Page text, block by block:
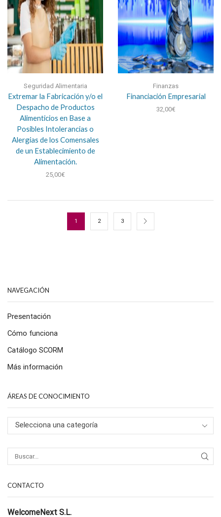
Seguridad Alimentaria
Extremar la Fabricación y/o el
Despacho de Productos
Alimenticios en Base a
Posibles Intolerancias o
Alergias de los Comensales
de un Establecimiento de
Alimentación.
25,00€
Finanzas
Financiación Empresarial
32,00€
1 2 3
NAVEGACIÓN
Presentación
Cómo funciona
Catálogo SCORM
Más información
ÁREAS DE CONOCIMIENTO
Selecciona una categoría
CONTACTO
WelcomeNext S.L.